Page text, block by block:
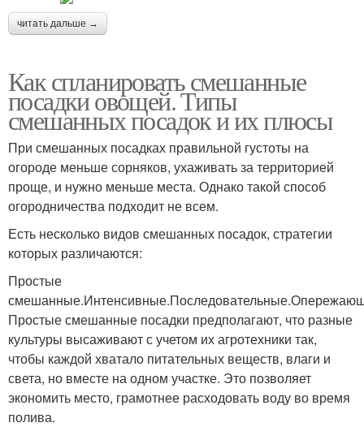
читать дальше →
Как спланировать смешанные
посадки овощей. Типы
смешанных посадок и их плюсы
При смешанных посадках правильной густоты на
огороде меньше сорняков, ухаживать за территорией
проще, и нужно меньше места. Однако такой способ
огородничества подходит не всем.
Есть несколько видов смешанных посадок, стратегии
которых различаются:
Простые
Простые смешанные посадки предполагают, что разные
культуры высаживают с учетом их агротехники так,
чтобы каждой хватало питательных веществ, влаги и
света, но вместе на одном участке. Это позволяет
экономить место, грамотнее расходовать воду во время
полива.